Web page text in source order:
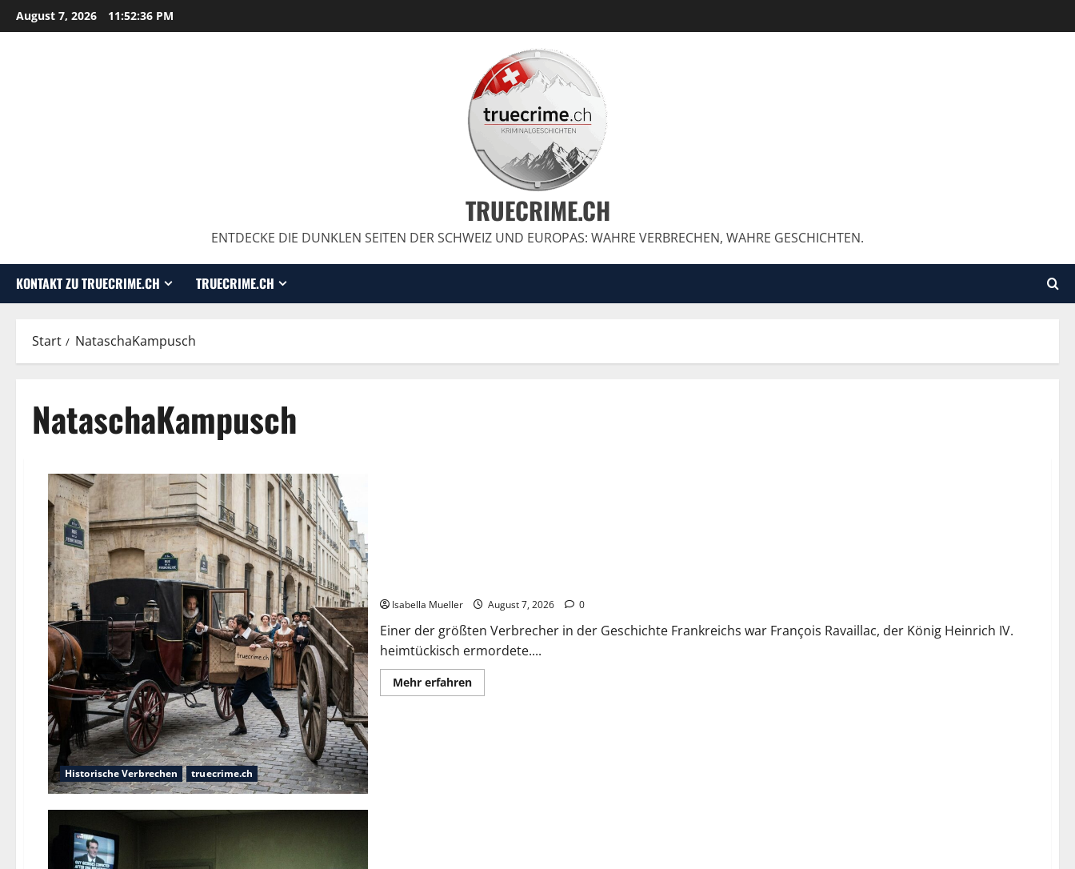
August 7, 2026 11:52:37 PM
TRUECRIME.CH
ENTDECKE DIE DUNKLEN SEITEN DER SCHWEIZ UND EUROPAS: WAHRE VERBRECHEN, WAHRE GESCHICHTEN.
KONTAKT ZU TRUECRIME.CH TRUECRIME.CH
Start NataschaKampusch
NataschaKampusch
Historische Verbrechen truecrime.ch
Isabella Mueller August 7, 2026 0
Einer der größten Verbrecher in der Geschichte Frankreichs war François Ravaillac, der König Heinrich IV.
heimtückisch ermordete....
Mehr erfahren